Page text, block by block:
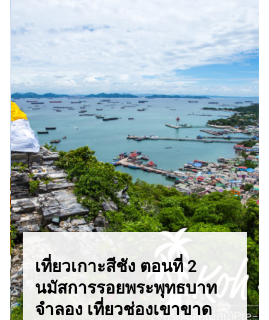
เที่ยวเกาะสีชัง ตอนที่ 2
นมัสการรอยพระพุทธบาท
จำลอง เที่ยวช่องเขาขาด